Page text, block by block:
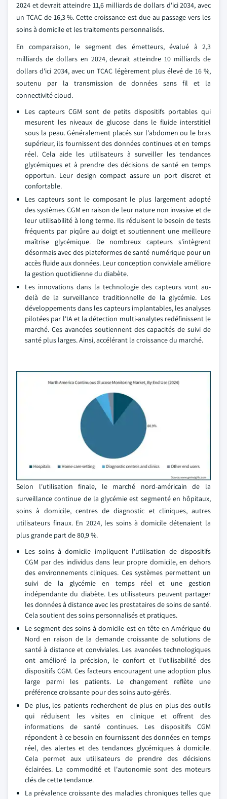
2024 et devrait atteindre 11,6 milliards de dollars d'ici 2034, avec
un TCAC de 16,3 %. Cette croissance est due au passage vers les
soins à domicile et les traitements personnalisés.
En comparaison, le segment des émetteurs, évalué à 2,3
milliards de dollars en 2024, devrait atteindre 10 milliards de
dollars d'ici 2034, avec un TCAC légèrement plus élevé de 16 %,
soutenu par la transmission de données sans fil et la
connectivité cloud.
Les capteurs CGM sont de petits dispositifs portables qui
mesurent les niveaux de glucose dans le fluide interstitiel
sous la peau. Généralement placés sur l'abdomen ou le bras
supérieur, ils fournissent des données continues et en temps
réel. Cela aide les utilisateurs à surveiller les tendances
glycémiques et à prendre des décisions de santé en temps
opportun. Leur design compact assure un port discret et
confortable.
Les capteurs sont le composant le plus largement adopté
des systèmes CGM en raison de leur nature non invasive et de
leur utilisabilité à long terme. Ils réduisent le besoin de tests
fréquents par piqûre au doigt et soutiennent une meilleure
maîtrise glycémique. De nombreux capteurs s'intègrent
désormais avec des plateformes de santé numérique pour un
accès fluide aux données. Leur conception conviviale améliore
la gestion quotidienne du diabète.
Les innovations dans la technologie des capteurs vont au-
delà de la surveillance traditionnelle de la glycémie. Les
développements dans les capteurs implantables, les analyses
pilotées par l'IA et la détection multi-analytes redéfinissent le
marché. Ces avancées soutiennent des capacités de suivi de
santé plus larges. Ainsi, accélérant la croissance du marché.
Selon l'utilisation finale, le marché nord-américain de la
surveillance continue de la glycémie est segmenté en hôpitaux,
soins à domicile, centres de diagnostic et cliniques, autres
utilisateurs finaux. En 2024, les soins à domicile détenaient la
plus grande part de 80,9 %.
Les soins à domicile impliquent l'utilisation de dispositifs
CGM par des individus dans leur propre domicile, en dehors
des environnements cliniques. Ces systèmes permettent un
suivi de la glycémie en temps réel et une gestion
indépendante du diabète. Les utilisateurs peuvent partager
les données à distance avec les prestataires de soins de santé.
Cela soutient des soins personnalisés et pratiques.
Le segment des soins à domicile est en tête en Amérique du
Nord en raison de la demande croissante de solutions de
santé à distance et conviviales. Les avancées technologiques
ont amélioré la précision, le confort et l'utilisabilité des
dispositifs CGM. Ces facteurs encouragent une adoption plus
large parmi les patients. Le changement reflète une
préférence croissante pour des soins auto-gérés.
De plus, les patients recherchent de plus en plus des outils
qui réduisent les visites en clinique et offrent des
informations de santé continues. Les dispositifs CGM
répondent à ce besoin en fournissant des données en temps
réel, des alertes et des tendances glycémiques à domicile.
Cela permet aux utilisateurs de prendre des décisions
éclairées. La commodité et l'autonomie sont des moteurs
clés de cette tendance.
La prévalence croissante des maladies chroniques telles que